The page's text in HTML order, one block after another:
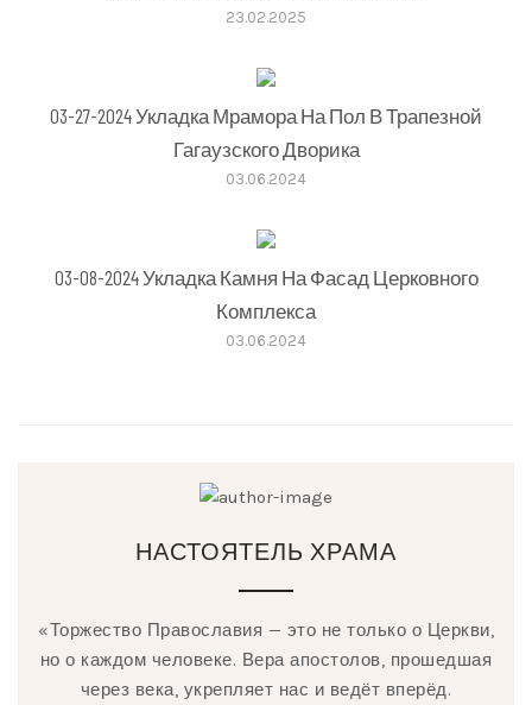
23.02.2025
03-27-2024 Укладка Мрамора На Пол В Трапезной
Гагаузского Дворика
03.06.2024
03-08-2024 Укладка Камня На Фасад Церковного
Комплекса
03.06.2024
НАСТОЯТЕЛЬ ХРАМА
«Торжество Православия — это не только о Церкви,
но о каждом человеке. Вера апостолов, прошедшая
через века, укрепляет нас и ведёт вперёд.